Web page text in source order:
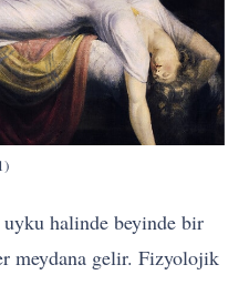
halinde beyinde bir
meydana gelir. Fizyolojik